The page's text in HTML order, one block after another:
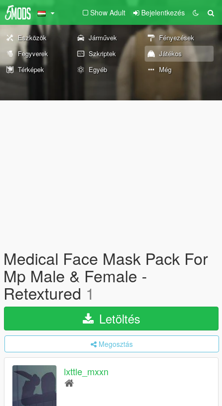
Show Adult Bejelentkezés
Eszközök Járművek
Fényezések
Fegyverek
Szkriptek
Játékos
Térképek
Egyéb Még
Medical Face Mask Pack For
Mp Male & Female -
Retextured 1
Letöltés
Megosztás
lxttle_mxxn